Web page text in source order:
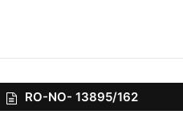
RO-NO- 13895/162